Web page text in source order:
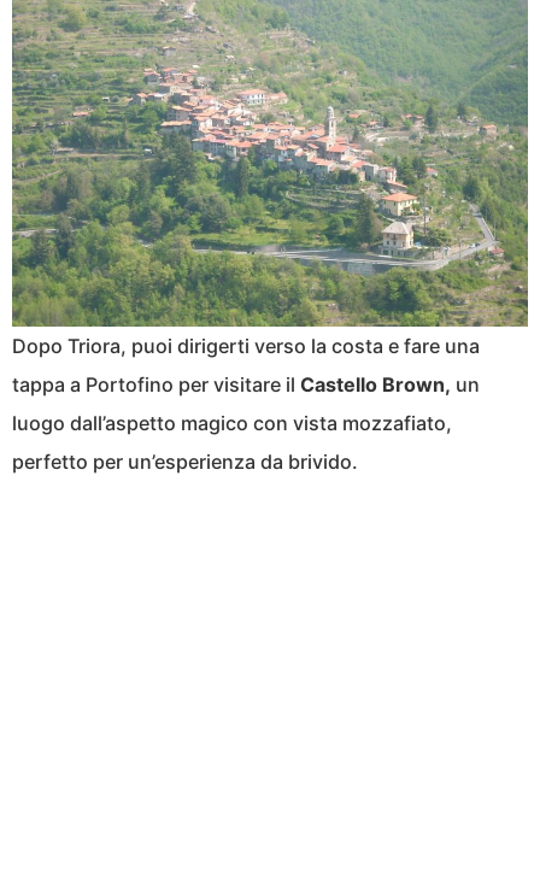
Dopo Triora, puoi dirigerti verso la costa e fare una
tappa a Portofino per visitare il Castello Brown, un
luogo dall’aspetto magico con vista mozzafiato,
perfetto per un’esperienza da brivido.